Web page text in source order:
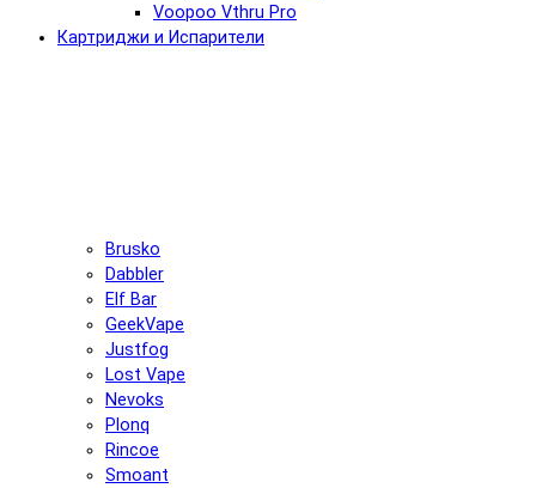
Voopoo Vthru Pro
Картриджи и Испарители
Brusko
Dabbler
Elf Bar
GeekVape
Justfog
Lost Vape
Nevoks
Plonq
Rincoe
Smoant